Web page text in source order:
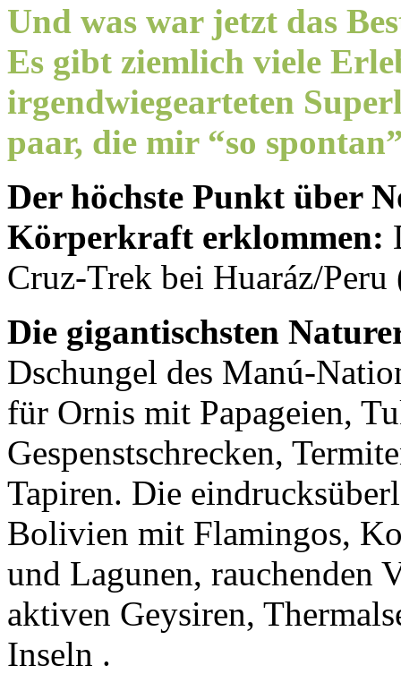
Und was war jetzt das
Es gibt ziemlich viele
irgendwiegearteten
paar, die mir “so
Der höchste Punkt über
Körperkraft erklommen:
Cruz-Trek bei Huaráz/Peru
Die gigantischsten
Dschungel des Manú-
für Ornis mit Papageien,
Gespenstschrecken,
Tapiren. Die
Bolivien mit Flamingos,
und Lagunen, rauchenden
aktiven Geysiren,
Inseln .